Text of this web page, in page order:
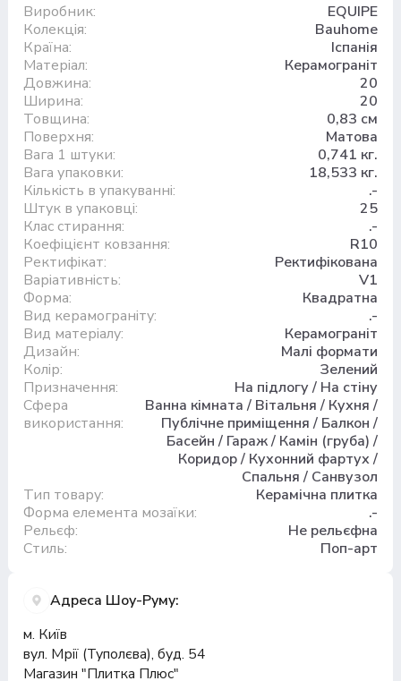
Виробник:
EQUIPE
Колекція:
Bauhome
Країна:
Іспанія
Матеріал:
Керамограніт
Довжина:
20
Ширина:
20
Товщина:
0,83 см
Поверхня:
Матова
Вага 1 штуки:
0,741 кг.
Вага упаковки:
18,533 кг.
Кількість в упакуванні:
.-
Штук в упаковці:
25
Клас стирання:
.-
Коефіцієнт ковзання:
R10
Ректифікат:
Ректифікована
Варіативність:
V1
Форма:
Квадратна
Вид керамограніту:
.-
Вид матеріалу:
Керамограніт
Дизайн:
Малі формати
Колір:
Зелений
Призначення:
На підлогу / На стіну
Сфера
використання:
Ванна кімната / Вітальня / Кухня /
Публічне приміщення / Балкон /
Басейн / Гараж / Камін (груба) /
Коридор / Кухонний фартух /
Спальня / Санвузол
Тип товару:
Керамічна плитка
Форма елемента мозаїки:
.-
Рельєф:
Не рельєфна
Стиль:
Поп-арт
Адреса Шоу-Руму:
м. Київ
вул. Мрії (Туполєва), буд. 54
Магазин "Плитка Плюс"